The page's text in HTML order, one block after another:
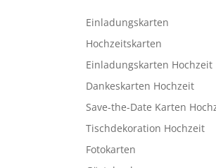
Einladungskarten
Hochzeitskarten
Einladungskarten Hochzeit
Dankeskarten Hochzeit
Save-the-Date Karten
Tischdekoration Hochzeit
Fotokarten